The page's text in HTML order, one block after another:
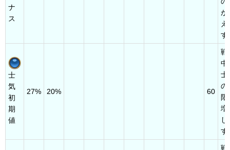
ナ
ス
が
え
す
士
気
初
期
値
27% 20% 60
戦
中
士
の
限
増
す
戦